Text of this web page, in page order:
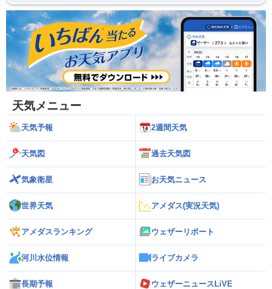
天気メニュー
天気予報 2週間天気
天気図 過去天気図
気象衛星 お天気ニュース
世界天気 アメダス(実況天気)
アメダスランキング ウェザーリポート
河川水位情報 ライブカメラ
長期予報 ウェザーニュースLiVE